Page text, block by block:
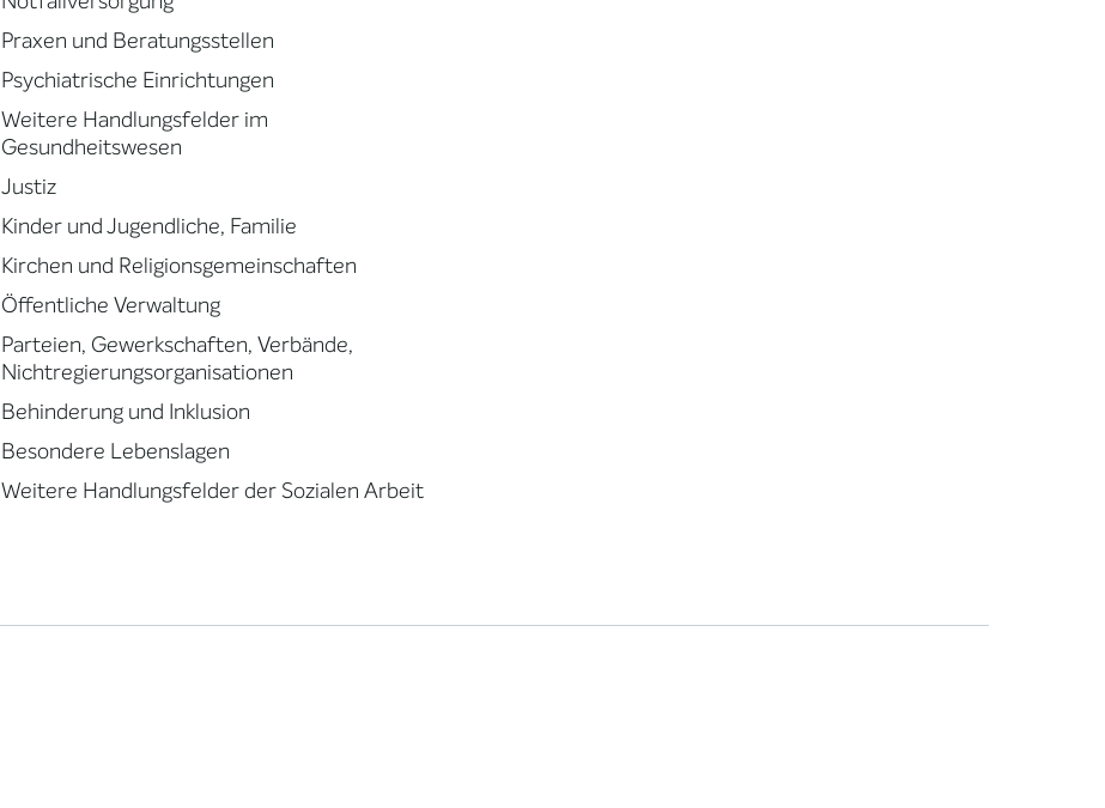
Praxen und Beratungsstellen
Psychiatrische Einrichtungen
Weitere Handlungsfelder im
Gesundheitswesen
Justiz
Kinder und Jugendliche, Familie
Kirchen und Religionsgemeinschaften
Öffentliche Verwaltung
Parteien, Gewerkschaften, Verbände,
Nichtregierungsorganisationen
Behinderung und Inklusion
Besondere Lebenslagen
Weitere Handlungsfelder der Sozialen Arbeit